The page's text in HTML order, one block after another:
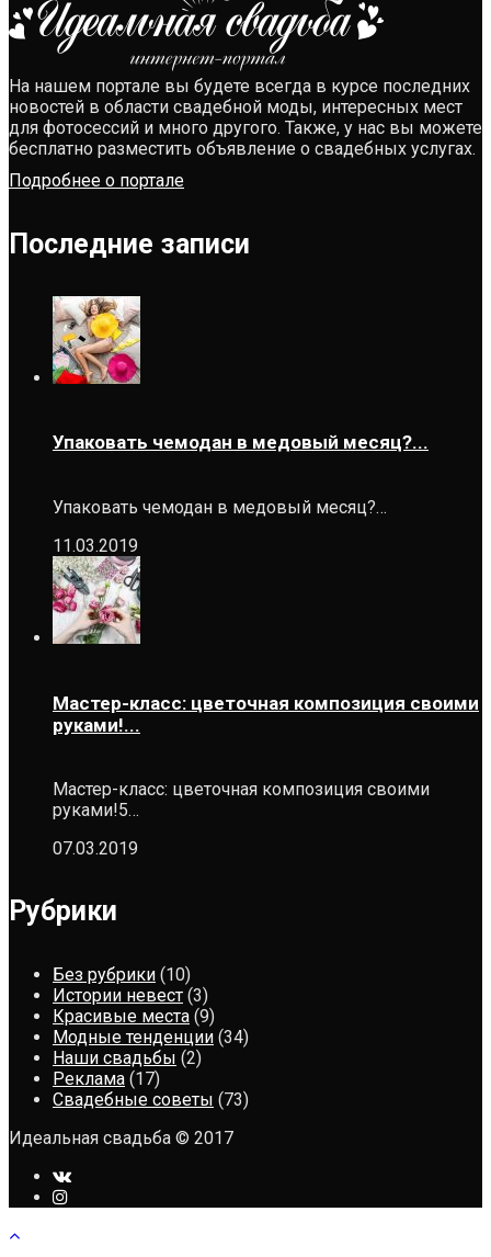
На нашем портале вы будете всегда в курсе последних
новостей в области свадебной моды, интересных мест
для фотосессий и много другого. Также, у нас вы можете
бесплатно разместить объявление о свадебных услугах.
Подробнее о портале
Последние записи
Упаковать чемодан в медовый месяц?...
Упаковать чемодан в медовый месяц?…
11.03.2019
Мастер-класс: цветочная композиция своими
руками!...
Мастер-класс: цветочная композиция своими
руками!5…
07.03.2019
Рубрики
Без рубрики (10)
Истории невест (3)
Красивые места (9)
Модные тенденции (34)
Наши свадьбы (2)
Реклама (17)
Свадебные советы (73)
Идеальная свадьба © 2017